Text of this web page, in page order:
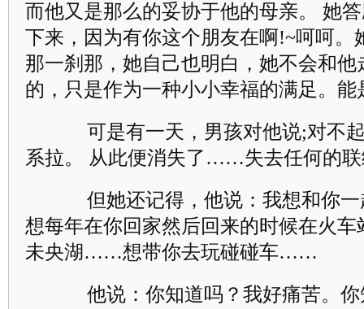
而他又是那么的妥协于他的母亲。 她
下来，因为有你这个朋友在啊!~呵呵。
那一刹那，她自己也明白，她不会和
的，只是作为一种小小幸福的满足。
可是有一天，男孩对他说;对不起
系拉。 从此便消失了……失去任何的
但她还记得，他说：我想和你
想每年在你回家然后回来的时候在火
未央湖……想带你去玩碰碰车……
他说：你知道吗？我好痛苦。你